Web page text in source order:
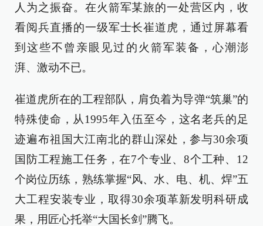
人为之振奋。在火箭军某旅的一处营区内，收
看阅兵直播的一级军士长崔道虎，通过屏幕看
到这些不曾亲眼见过的火箭军装备，心潮澎
湃、激动不已。
崔道虎所在的工程部队，肩负着为导弹“筑巢”的
特殊使命，从1995年入伍至今，这名老兵的足
迹遍布祖国大江南北的群山深处，参与30余项
国防工程施工任务，在7个专业、8个工种、12
个岗位历练，熟练掌握“风、水、电、机、焊”五
大工程安装专业，取得30余项革新发明科研成
果，用匠心托举“大国长剑”腾飞。